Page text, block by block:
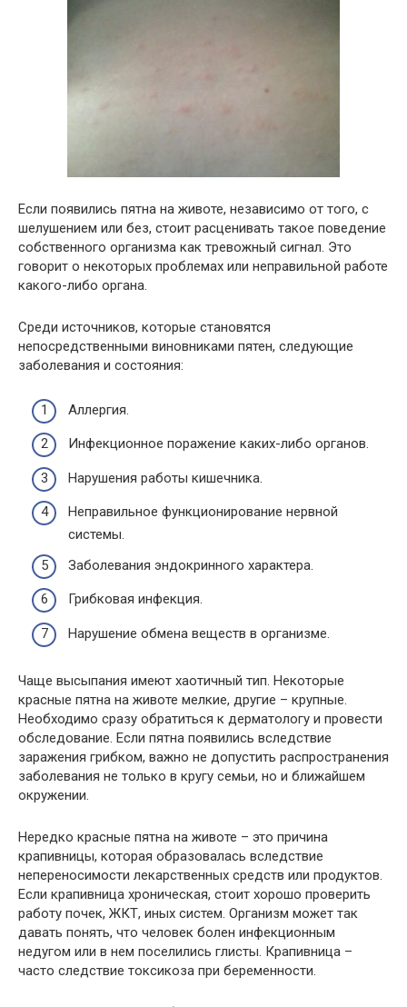
Если появились пятна на животе, независимо от того, с
шелушением или без, стоит расценивать такое поведение
собственного организма как тревожный сигнал. Это
говорит о некоторых проблемах или неправильной работе
какого-либо органа.
Среди источников, которые становятся
непосредственными виновниками пятен, следующие
заболевания и состояния:
Аллергия.
Инфекционное поражение каких-либо органов.
Нарушения работы кишечника.
Неправильное функционирование нервной
системы.
Заболевания эндокринного характера.
Грибковая инфекция.
Нарушение обмена веществ в организме.
Чаще высыпания имеют хаотичный тип. Некоторые
красные пятна на животе мелкие, другие – крупные.
Необходимо сразу обратиться к дерматологу и провести
обследование. Если пятна появились вследствие
заражения грибком, важно не допустить распространения
заболевания не только в кругу семьи, но и ближайшем
окружении.
Нередко красные пятна на животе – это причина
крапивницы, которая образовалась вследствие
непереносимости лекарственных средств или продуктов.
Если крапивница хроническая, стоит хорошо проверить
работу почек, ЖКТ, иных систем. Организм может так
давать понять, что человек болен инфекционным
недугом или в нем поселились глисты. Крапивница –
часто следствие токсикоза при беременности.